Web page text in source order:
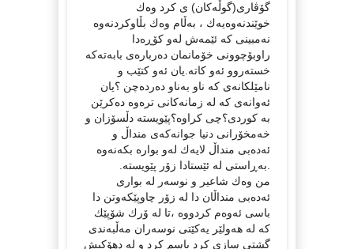
گۆڤاری(گوڵه‌كان) ی كرد وه‌ك
خوێندنه‌وه‌یه‌ك ، به‌ڵام وه‌ك بڵاوكردنه‌وه‌
نه‌مبینی كه‌ ئێمه‌ش له‌و كۆڕه‌دا
راوبۆچوونی خۆمانمان ده‌رباره‌ی بابه‌ته‌كه‌
خسته‌روو ئه‌و كاته‌.یان ئه‌و كتێب و
نامێلكانه‌ی كه‌ ناو به‌ناو ده‌رده‌چن ؟یان
ئه‌وانه‌ی كه‌ له‌ زمانه‌كانی تره‌وه‌ ده‌كرێن
به‌ كوردی؟چی كراوه‌؟پێویسته‌ دڵسۆزان و
خه‌مخۆرانی دنیا جوانه‌كه‌ی منداڵ و
ئه‌ده‌بی منداڵ لایه‌ك له‌و بواره‌ بكه‌نه‌وه‌
.به‌ڕاستی له‌ ئێستادا زۆر پێویسته‌.
من وه‌ك شاعیر و نوسه‌ر له‌ بواری
ئه‌ده‌بی منداڵان دا له‌ زۆر چاوپێكه‌وتن دا
باسی ئه‌وه‌م كردووه‌ ،تا له‌ ۆرك شۆپێك
كه‌ له‌ هه‌ولێر یه‌كێتی نوسه‌ران مه‌ڵبه‌ندی
گشتی سازی كرد باسم كرد و له‌ دهۆكیش